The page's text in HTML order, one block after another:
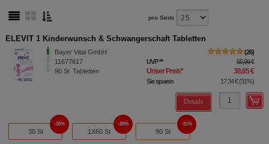
pro Seite
ELEVIT 1 Kinderwunsch & Schwangerschaft Tabletten
Bayer Vital GmbH
11677817
90 St Tabletten
26
UVP** 55,99 €
Unser Preis* 38,65 €
Sie sparen 17,34 €(31%)
Details
30 St
30%
1X60 St
28%
90 St
31%